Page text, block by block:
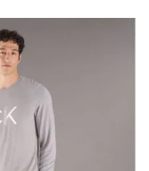
APLICAR